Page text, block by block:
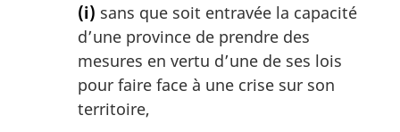
(i) sans que soit entravée la capacité
d’une province de prendre des
mesures en vertu d’une de ses lois
pour faire face à une crise sur son
territoire,